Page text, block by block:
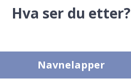
Hva ser du etter?
Navnelapper